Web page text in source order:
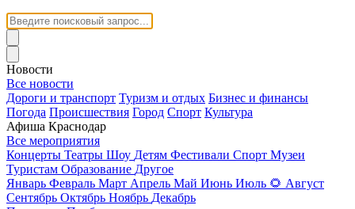
Новости
Все новости
Дороги и транспорт Туризм и отдых Бизнес и финансы
Погода Происшествия Город Спорт Культура
Афиша Краснодар
Все мероприятия
Концерты Театры Шоу Детям Фестивали Спорт Музеи
Туристам Образование Другое
Январь Февраль Март Апрель Май Июнь Июль 🌻 Август
Сентябрь Октябрь Ноябрь Декабрь